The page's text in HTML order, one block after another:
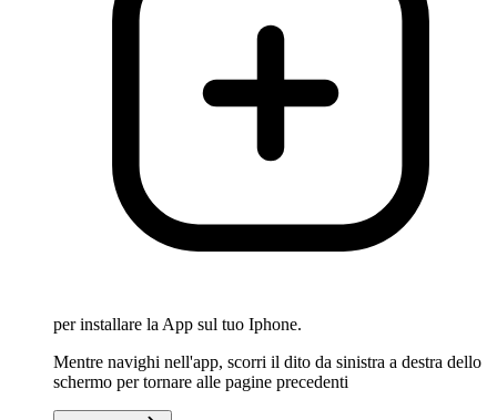
per installare la App sul tuo Iphone.
Mentre navighi nell'app, scorri il dito da sinistra a destra dello
schermo per tornare alle pagine precedenti